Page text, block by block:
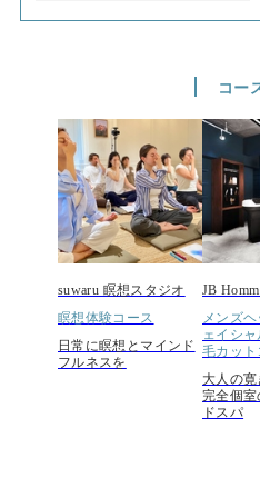
コー
suwaru 瞑想スタジオ
瞑想体験コース
日常に瞑想とマインド
フルネスを
JB
メンズ
ェイシ
毛カット
大人の
完全個室
ドスパ